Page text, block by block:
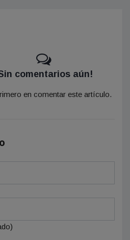
comentarios aún!
en comentar este artículo.